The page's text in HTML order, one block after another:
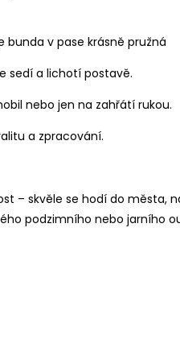
bunda v pase krásně pružná
sedí a lichotí postavě.
nebo jen na zahřátí rukou.
a zpracování.
– skvěle se hodí do města,
podzimního nebo jarního